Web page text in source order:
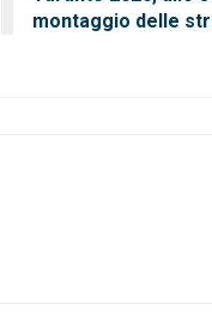
montaggio delle